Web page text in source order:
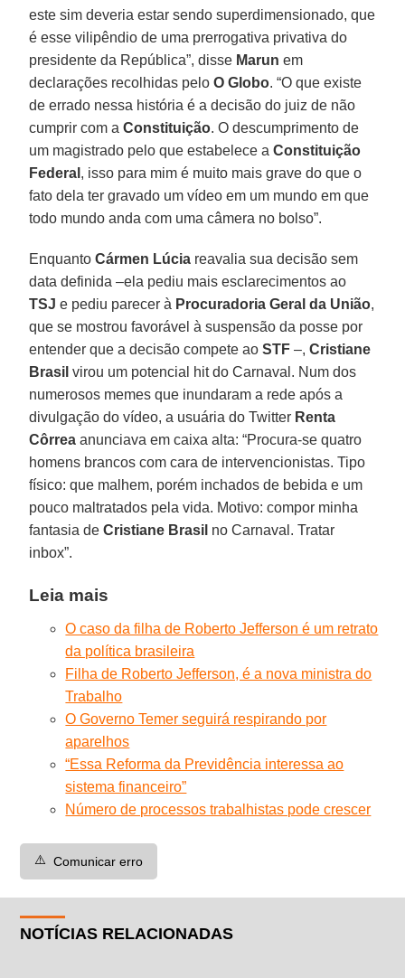
este sim deveria estar sendo superdimensionado, que
é esse vilipêndio de uma prerrogativa privativa do
presidente da República”, disse Marun em
declarações recolhidas peloO Globo. “O que existe
de errado nessa história é a decisão do juiz de não
cumprir com aConstituição. O descumprimento de
um magistrado pelo que estabelece aConstituição
Federal , isso para mim é muito mais grave do que o
fato dela ter gravado um vídeo em um mundo em que
todo mundo anda com uma câmera no bolso”.
EnquantoCármen Lúcia reavalia sua decisão sem
data definida –ela pediu mais esclarecimentos ao
TSJ e pediu parecer à Procuradoria Geral da União,
que se mostrou favorável à suspensão da posse por
entender que a decisão compete aoSTF –,Cristiane
Brasil virou um potencial hit do Carnaval. Num dos
numerosos memes que inundaram a rede após a
divulgação do vídeo, a usuária do Twitter Renta
Côrrea anunciava em caixa alta: “Procura-se quatro
homens brancos com cara de intervencionistas. Tipo
físico: que malhem, porém inchados de bebida e um
pouco maltratados pela vida. Motivo: compor minha
fantasia deCristiane Brasil no Carnaval. Tratar
inbox”.
Leia mais
O caso da filha de Roberto Jefferson é um retrato
da política brasileira
Filha de Roberto Jefferson, é a nova ministra do
Trabalho
O Governo Temer seguirá respirando por
aparelhos
“Essa Reforma da Previdência interessa ao
sistema financeiro”
Número de processos trabalhistas pode crescer
⚠️ Comunicar erro
NOTÍCIAS RELACIONADAS